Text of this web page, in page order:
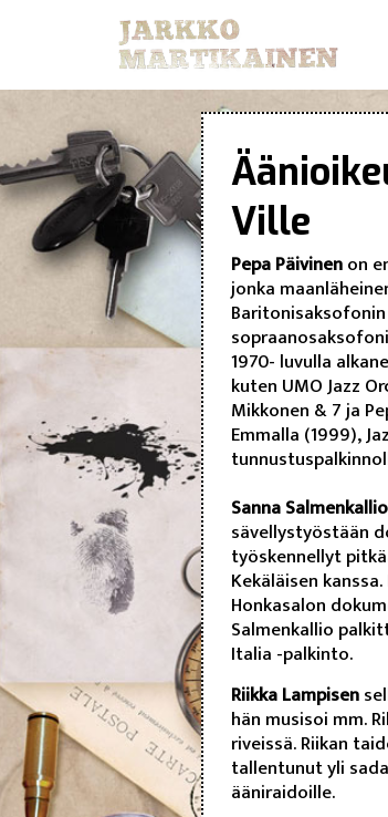
Ville
Pepa Päivinenon
jonka
1970- luvulla
kuten UMO Jazz
Mikkonen & 7 ja
Emmalla (1999),
Sanna Salmenkallio
sävellystyöstään
työskennellyt
Kekäläisen
Honkasalon
Salmenkallio
Italia -palkinto.
Riikka Lampisen
hän musisoi mm.
riveissä. Riikan
tallentunut yli
ääniraidoille.